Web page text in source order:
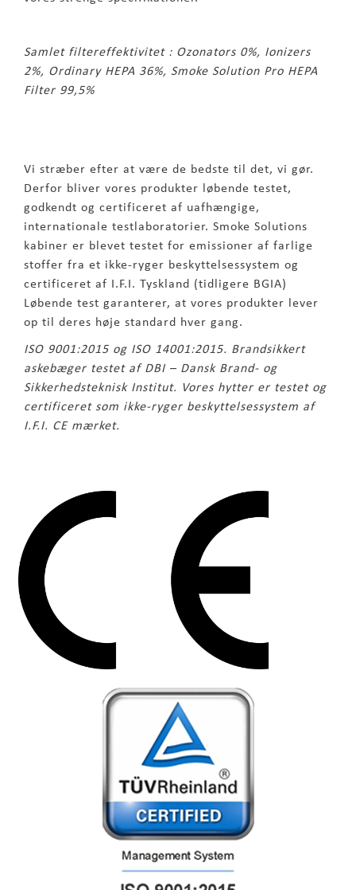
Samlet filtereffektivitet : Ozonators 0%, Ionizers
2%, Ordinary HEPA 36%, Smoke Solution Pro HEPA
Filter 99,5%
Vi stræber efter at være de bedste til det, vi gør.
Derfor bliver vores produkter løbende testet,
godkendt og certificeret af uafhængige,
internationale testlaboratorier. Smoke Solutions
kabiner er blevet testet for emissioner af farlige
stoffer fra et ikke-ryger beskyttelsessystem og
certificeret af I.F.I. Tyskland (tidligere BGIA)
Løbende test garanterer, at vores produkter lever
op til deres høje standard hver gang.
ISO 9001:2015 og ISO 14001:2015. Brandsikkert
askebæger testet af DBI – Dansk Brand- og
Sikkerhedsteknisk Institut. Vores hytter er testet og
certificeret som ikke-ryger beskyttelsessystem af
I.F.I. CE mærket.